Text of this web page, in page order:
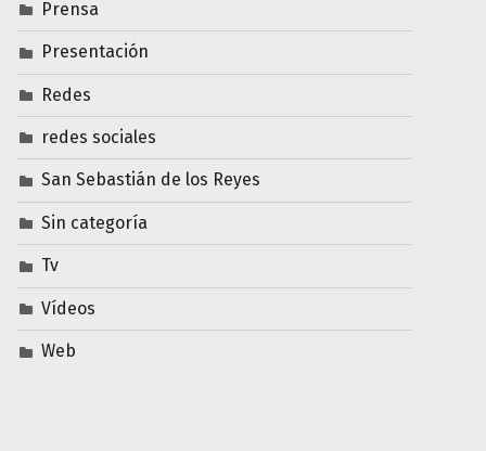
Prensa
Presentación
Redes
redes sociales
San Sebastián de los Reyes
Sin categoría
Tv
Vídeos
Web